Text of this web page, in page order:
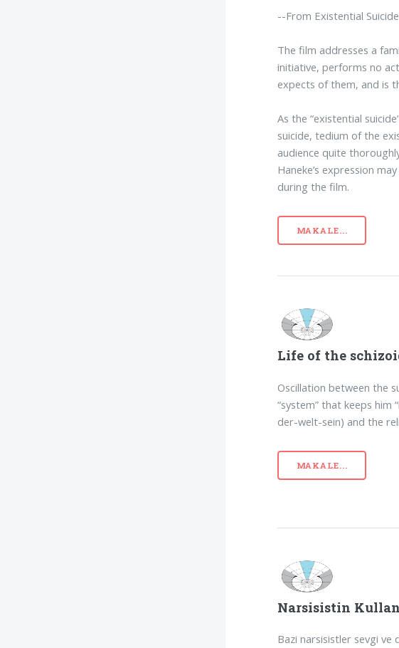
--From Existential
The film addresses a
initiative, performs no
expects of them, and is
As the “existential
suicide, tedium of the
audience quite
Haneke’s expression
during the film.
MAKALE...
Life of the
Oscillation between the
“system” that keeps him
der-welt-sein) and the
MAKALE...
Narsisistin
Bazi narsisistler sevgi ve